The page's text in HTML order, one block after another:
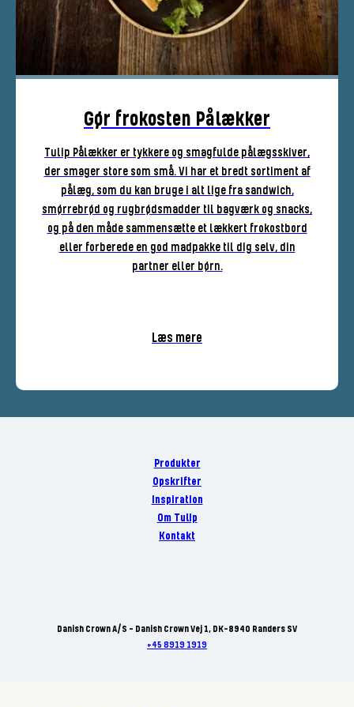
Gør frokosten Pålækker
Tulip Pålækker er tykkere og smagfulde pålægsskiver,
der smager store som små. Vi har et bredt sortiment af
pålæg, som du kan bruge i alt lige fra sandwich,
smørrebrød og rugbrødsmadder til bagværk og snacks,
og på den måde sammensætte et lækkert frokostbord
eller forberede en god madpakke til dig selv, din
partner eller børn.
Læs mere
Produkter
Opskrifter
Inspiration
Om Tulip
Kontakt
Danish Crown A/S - Danish Crown Vej 1, DK-8940 Randers SV
+45 8919 1919